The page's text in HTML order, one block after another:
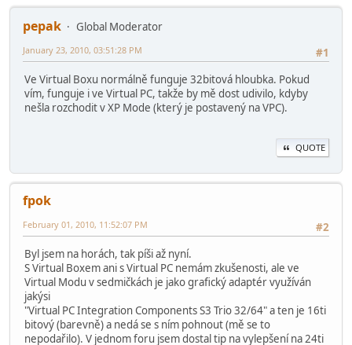
pepak
Global Moderator
#1
January 23, 2010, 03:51:28 PM
Ve Virtual Boxu normálně funguje 32bitová hloubka. Pokud
vím, funguje i ve Virtual PC, takže by mě dost udivilo, kdyby
nešla rozchodit v XP Mode (který je postavený na VPC).
QUOTE
fpok
#2
February 01, 2010, 11:52:07 PM
Byl jsem na horách, tak píši až nyní.
S Virtual Boxem ani s Virtual PC nemám zkušenosti, ale ve
Virtual Modu v sedmičkách je jako grafický adaptér využíván
jakýsi
"Virtual PC Integration Components S3 Trio 32/64" a ten je 16ti
bitový (barevně) a nedá se s ním pohnout (mě se to
nepodařilo). V jednom foru jsem dostal tip na vylepšení na 24ti